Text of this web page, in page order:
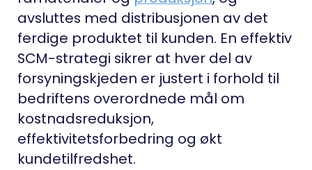
avsluttes med distribusjonen av det
ferdige produktet til kunden. En effektiv
SCM-strategi sikrer at hver del av
forsyningskjeden er justert i forhold til
bedriftens overordnede mål om
kostnadsreduksjon,
effektivitetsforbedring og økt
kundetilfredshet.